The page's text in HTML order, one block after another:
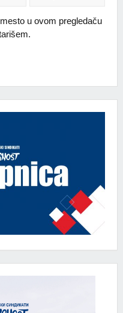
u ovom pregledaču